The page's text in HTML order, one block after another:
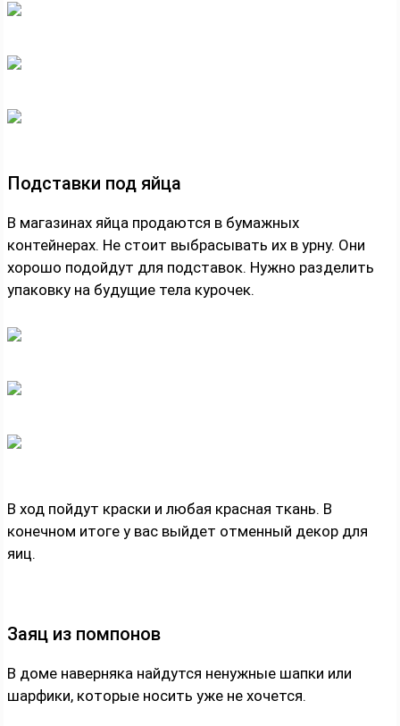
Подставки под яйца
В магазинах яйца продаются в бумажных
контейнерах. Не стоит выбрасывать их в урну. Они
хорошо подойдут для подставок. Нужно разделить
упаковку на будущие тела курочек.
В ход пойдут краски и любая красная ткань. В
конечном итоге у вас выйдет отменный декор для
яиц.
Заяц из помпонов
В доме наверняка найдутся ненужные шапки или
шарфики, которые носить уже не хочется.